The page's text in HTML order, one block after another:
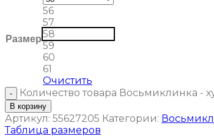
Размер
56
57
58
59
60
61
Очистить
Количество товара Восьмиклинка -
В корзину
Артикул: 55627205 Категории:
Таблица размеров